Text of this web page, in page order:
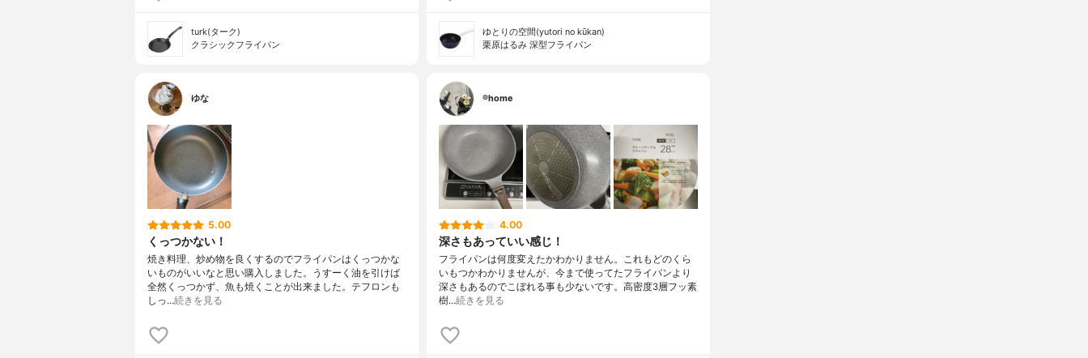
turk(ターク)
クラシックフライパン
ゆとりの空間(yutori no kūkan)
栗原はるみ 深型フライパン
ゆな
5.00
くっつかない！
焼き料理、炒め物を良くするのでフライパンはくっつかな
いものがいいなと思い購入しました。うすーく油を引けば
全然くっつかず、魚も焼くことが出来ました。テフロンも
しっ…続きを見る
®️home
4.00
深さもあっていい感じ！
フライパンは何度変えたかわかりません。これもどのくら
いもつかわかりませんが、今まで使ってたフライパンより
深さもあるのでこぼれる事も少ないです。高密度3層フッ素
樹…続きを見る